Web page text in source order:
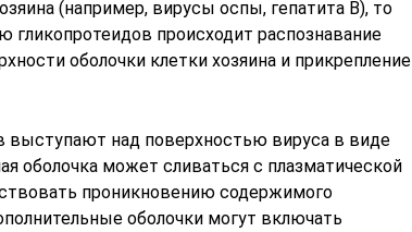
(например, вирусы оспы, гепатита В), то
происходит распознавание
оболочки клетки хозяина и прикрепление
выступают над поверхностью вируса в виде
оболочка может сливаться с плазматической
проникновению содержимого
оболочки могут включать